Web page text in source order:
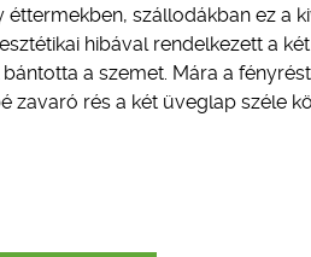
szállodákban ez a
hibával rendelkezett a
a szemet. Mára a
zavaró rés a két üveglap széle